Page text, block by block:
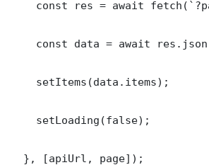
const res = await
const data = await
    setItems(data.items);
    setLoading(false);
  }, [apiUrl, page]);